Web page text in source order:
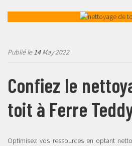
Publié le14May 2022
Confiez le
toit à Ferre
Optimisez vos ressources en optant